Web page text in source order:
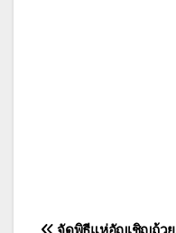
จัดพิธีแห่อัญเชิญถ้วย